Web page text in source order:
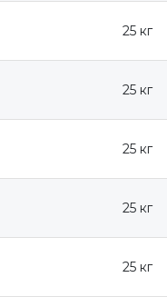
25 кг
25 кг
25 кг
25 кг
25 кг